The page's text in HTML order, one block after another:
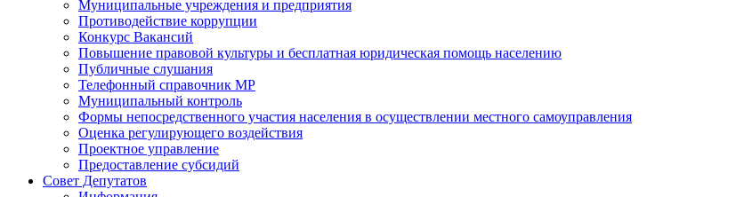
Муниципальные учреждения и предприятия
Противодействие коррупции
Конкурс Вакансий
Повышение правовой культуры и бесплатная юридическая помощь населению
Публичные слушания
Телефонный справочник МР
Муниципальный контроль
Формы непосредственного участия населения в осуществлении местного самоуправления
Оценка регулирующего воздействия
Проектное управление
Предоставление субсидий
Совет Депутатов